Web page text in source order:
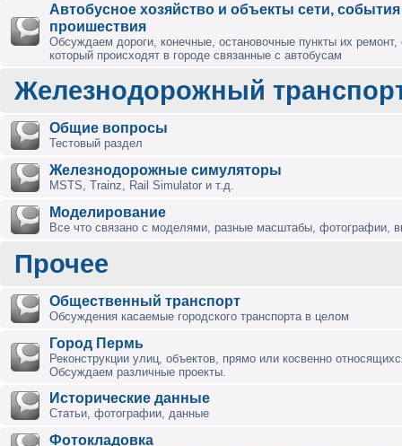
Автобусное хозяйство и объекты сети,
проишествия
Обсуждаем дороги, конечные, остановочные пункты их ремонт,
который происходят в городе связанные с автобусам
Железнодорожный
Общие вопросы
Тестовый раздел
Железнодорожные симуляторы
MSTS, Trainz, Rail Simulator и т.д.
Моделирование
Все что связано с моделями, разные масштабы, фотографии,
Прочее
Общественный транспорт
Обсуждения касаемые городского транспорта в целом
Город Пермь
Реконструкции улиц, объектов, прямо или косвенно
Обсуждаем различные проекты.
Исторические данные
Статьи, фотографии, данные
Фотокладовка